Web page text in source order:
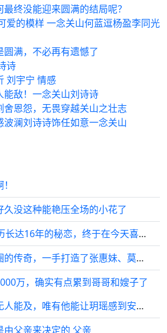
终没能迎来圆满的结局呢？
爱的模样 一念关山何蓝逗杨盈李同光
满，不必再有遗憾了
诗
刘宇宁 情感
敌！一念关山刘诗诗
恩怨，无畏穿越关山之壮志
澜刘诗诗饰任如意一念关山
没这种能艳压全场的小花了
两人相差14岁，经历长达16年的秘恋，终于在今天喜结连理…
林有慧简直是娱乐圈的传奇，一手打造了张惠妹、莫文蔚等巨星…
万，确实有点累到哥哥和嫂子了
棋宣对玥瑶的忠心无人能及，唯有他能让玥瑶感到安心，为了保护玥瑶…
父亲来决定的 父亲